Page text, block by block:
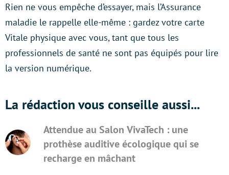
Rien ne vous empêche d’essayer, mais l’Assurance
maladie le rappelle elle-même : gardez votre carte
Vitale physique avec vous, tant que tous les
professionnels de santé ne sont pas équipés pour lire
la version numérique.
La rédaction vous conseille aussi...
Attendue au Salon VivaTech : une
prothèse auditive écologique qui se
recharge en mâchant